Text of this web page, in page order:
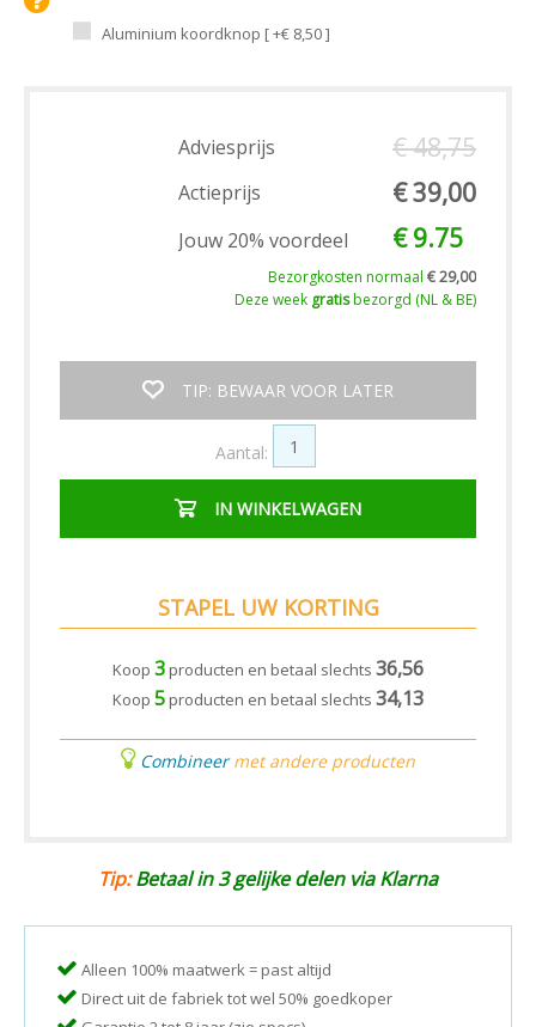
Aluminium koordknop [ +€ 8,50 ]
Adviesprijs € 48,75
Actieprijs € 39,00
Jouw 20% voordeel € 9.75
Bezorgkosten normaal € 29,00
Deze week gratisbezorgd (NL & BE)
TIP: BEWAAR VOOR LATER
Aantal:
IN WINKELWAGEN
STAPEL UW KORTING
Koop 3 producten en betaal slechts 36,56
Koop 5 producten en betaal slechts 34,13
Combineermet andere producten
Tip:Betaal in 3 gelijke delen via Klarna
Alleen 100% maatwerk = past altijd
Direct uit de fabriek tot wel 50% goedkoper